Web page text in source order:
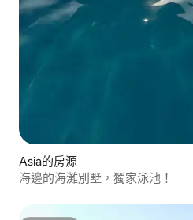
Asia的房源
海邊的海灘別墅，獨家泳池！